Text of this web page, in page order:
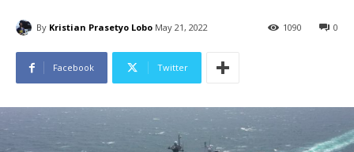
By Kristian Prasetyo Lobo May 21, 2022 0
1090
Facebook Twitter